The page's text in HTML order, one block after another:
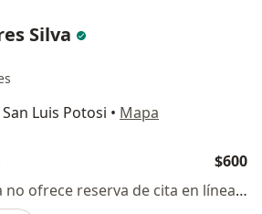
Silva
Luis Potosi • Mapa
$600
Este especialista no ofrece reserva de cita en línea en esta dirección.